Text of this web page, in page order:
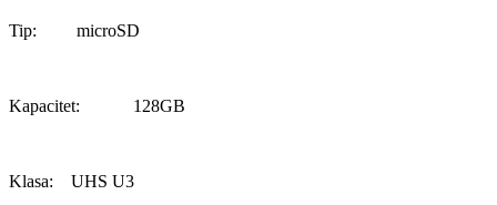
Tip: microSD
Kapacitet: 128GB
Klasa: UHS U3